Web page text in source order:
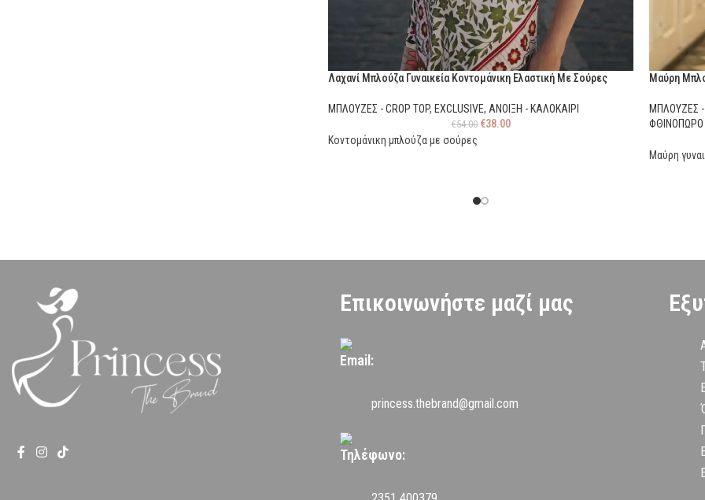
Λαχανί Μπλούζα Γυναικεία Κοντομάνικη Ελαστική Με Σούρες
ΜΠΛΟΥΖΕΣ - CROP TOP, EXCLUSIVE, ΑΝΟΙΞΗ - ΚΑΛΟΚΑΙΡΙ
€54.00 €38.00
Κοντομάνικη μπλούζα με σούρες
Μαύρη
ΜΠΛΟΥΖΕΣ -
ΦΘΙΝΟΠΩΡΟ
Μαύρη
Επικοινωνήστε μαζί μας
Email:
princess.thebrand@gmail.com
Τηλέφωνο: